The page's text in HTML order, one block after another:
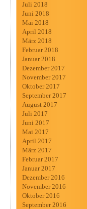
Juli 2018
Juni 2018
Mai 2018
April 2018
März 2018
Februar 2018
Januar 2018
Dezember 2017
November 2017
Oktober 2017
September 2017
August 2017
Juli 2017
Juni 2017
Mai 2017
April 2017
März 2017
Februar 2017
Januar 2017
Dezember 2016
November 2016
Oktober 2016
September 2016